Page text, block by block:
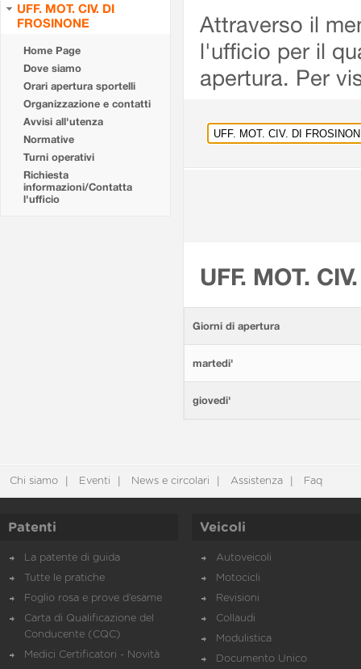
UFF. MOT. CIV. DI
FROSINONE
Home Page
Dove siamo
Orari apertura sportelli
Organizzazione e contatti
Avvisi all'utenza
Normative
Turni operativi
Richiesta
informazioni/Contatta
l'ufficio
Attraverso il
l'ufficio per il
apertura. Per
UFF. MOT.
Giorni di apertura
martedi'
giovedi'
Chi siamo Eventi News e circolari Assistenza Faq
Patenti
La patente di guida
Tutte le pratiche
Foglio rosa e prove d’esame
Carta di Qualificazione del
Conducente (CQC)
Medici Certificatori - Novità
Veicoli
Autoveicoli
Motocicli
Revisioni
Collaudi
Modulistica
Documento Unico